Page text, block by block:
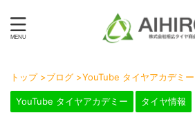
トップ >ブログ >YouTube タイヤアカデミー
YouTube タイヤアカデミー タイヤ情報